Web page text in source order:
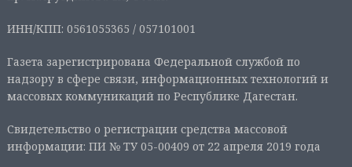
ИНН/КПП: 0561055365 / 057101001
Газета зарегистрирована Федеральной службой по
надзору в сфере связи, информационных технологий и
массовых коммуникаций по Республике Дагестан.
Свидетельство о регистрации средства массовой
информации: ПИ № ТУ 05-00409 от 22 апреля 2019 года